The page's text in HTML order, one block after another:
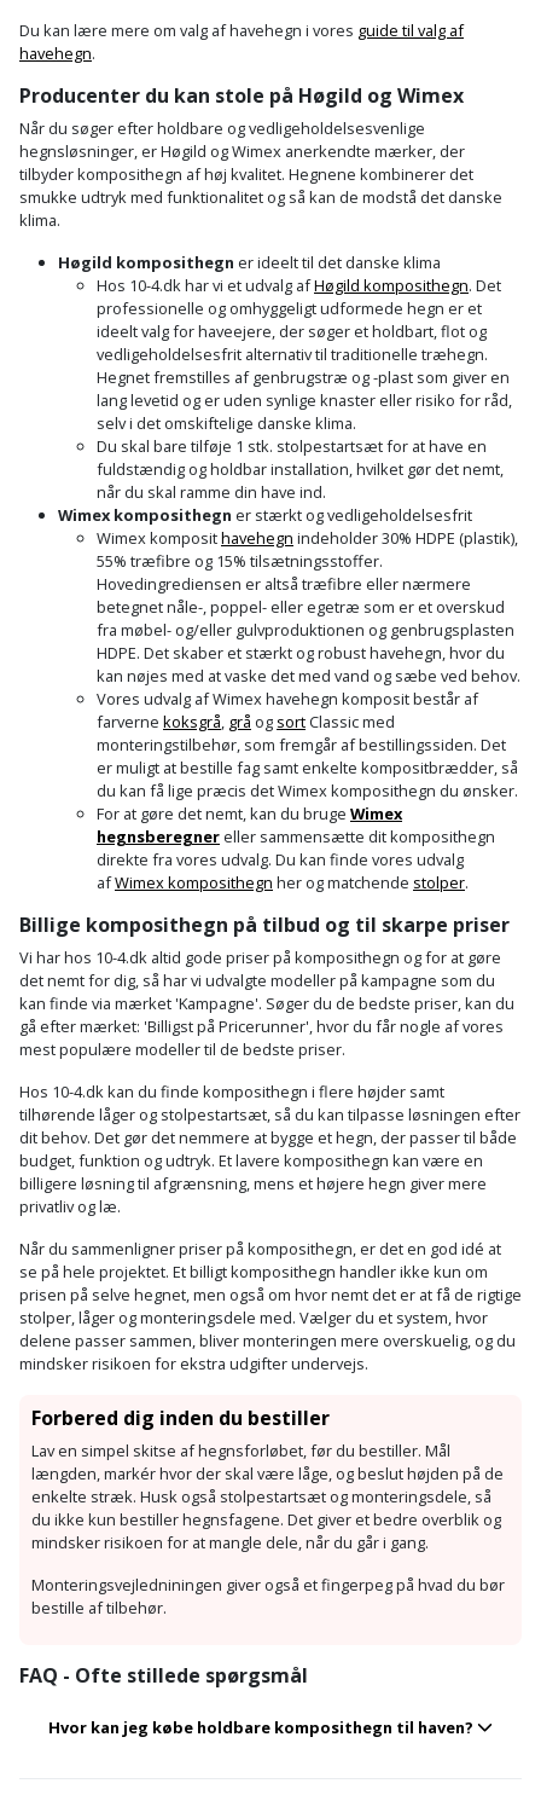
Du kan lære mere om valg af havehegn i vores guide til valg af
havehegn.
Producenter du kan stole på Høgild og Wimex
Når du søger efter holdbare og vedligeholdelsesvenlige
hegnsløsninger, er Høgild og Wimex anerkendte mærker, der
tilbyder komposithegn af høj kvalitet. Hegnene kombinerer det
smukke udtryk med funktionalitet og så kan de modstå det danske
klima.
Høgild komposithegn er ideelt til det danske klima
Hos 10-4.dk har vi et udvalg afHøgild komposithegn. Det
professionelle og omhyggeligt udformede hegn er et
ideelt valg for haveejere, der søger et holdbart, flot og
vedligeholdelsesfrit alternativ til traditionelle træhegn.
Hegnet fremstilles af genbrugstræ og -plast som giver en
lang levetid og er uden synlige knaster eller risiko for råd,
selv i det omskiftelige danske klima.
Du skal bare tilføje 1 stk. stolpestartsæt for at have en
fuldstændig og holdbar installation, hvilket gør det nemt,
når du skal ramme din have ind.
Wimex komposithegn er stærkt og vedligeholdelsesfrit
Wimex komposithavehegn indeholder 30% HDPE (plastik),
55% træfibre og 15% tilsætningsstoffer.
Hovedingrediensen er altså træfibre eller nærmere
betegnet nåle-, poppel- eller egetræ som er et overskud
fra møbel- og/eller gulvproduktionen og genbrugsplasten
HDPE. Det skaber et stærkt og robust havehegn, hvor du
kan nøjes med at vaske det med vand og sæbe ved behov.
Vores udvalg af Wimex havehegn komposit består af
farverne koksgrå grå og sortClassic med
monteringstilbehør, som fremgår af bestillingssiden. Det
er muligt at bestille fag samt enkelte kompositbrædder, så
du kan få lige præcis det Wimex komposithegn du ønsker.
For at gøre det nemt, kan du bruge Wimex
hegnsberegner eller sammensætte dit komposithegn
direkte fra vores udvalg. Du kan finde vores udvalg
afWimex komposithegn her og matchende stolper.
Billige komposithegn på tilbud og til skarpe priser
Vi har hos 10-4.dk altid gode priser på komposithegn og for at gøre
det nemt for dig, så har vi udvalgte modeller på kampagne som du
kan finde via mærket 'Kampagne'. Søger du de bedste priser, kan du
gå efter mærket: 'Billigst på Pricerunner', hvor du får nogle af vores
mest populære modeller til de bedste priser.
Hos 10-4.dk kan du finde komposithegn i flere højder samt
tilhørende låger og stolpestartsæt, så du kan tilpasse løsningen efter
dit behov. Det gør det nemmere at bygge et hegn, der passer til både
budget, funktion og udtryk. Et lavere komposithegn kan være en
billigere løsning til afgrænsning, mens et højere hegn giver mere
privatliv og læ.
Når du sammenligner priser på komposithegn, er det en god idé at
se på hele projektet. Et billigt komposithegn handler ikke kun om
prisen på selve hegnet, men også om hvor nemt det er at få de rigtige
stolper, låger og monteringsdele med. Vælger du et system, hvor
delene passer sammen, bliver monteringen mere overskuelig, og du
mindsker risikoen for ekstra udgifter undervejs.
Forbered dig inden du bestiller
Lav en simpel skitse af hegnsforløbet, før du bestiller. Mål
længden, markér hvor der skal være låge, og beslut højden på de
enkelte stræk. Husk også stolpestartsæt og monteringsdele, så
du ikke kun bestiller hegnsfagene. Det giver et bedre overblik og
mindsker risikoen for at mangle dele, når du går i gang.
Monteringsvejledniningen giver også et fingerpeg på hvad du bør
bestille af tilbehør.
FAQ - Ofte stillede spørgsmål
Hvor kan jeg købe holdbare komposithegn til haven?